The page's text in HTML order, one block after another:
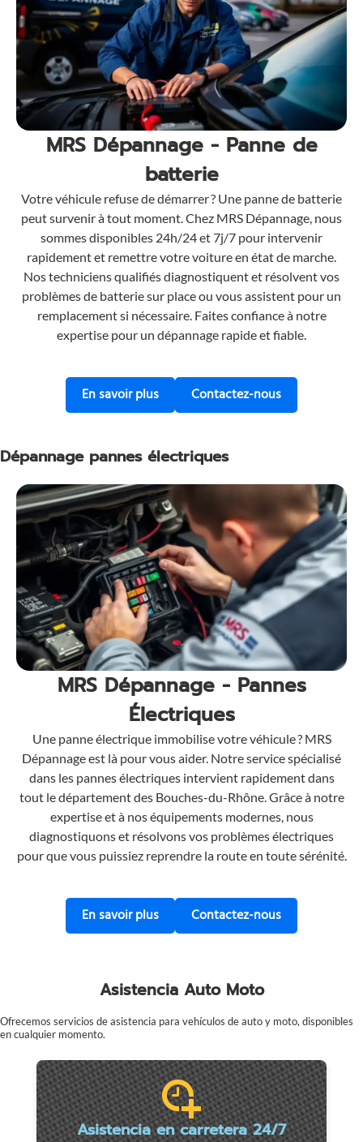
MRS Dépannage - Panne de
batterie
Votre véhicule refuse de démarrer ? Une panne de batterie
peut survenir à tout moment. Chez MRS Dépannage, nous
sommes disponibles 24h/24 et 7j/7 pour intervenir
rapidement et remettre votre voiture en état de marche.
Nos techniciens qualifiés diagnostiquent et résolvent vos
problèmes de batterie sur place ou vous assistent pour un
remplacement si nécessaire. Faites confiance à notre
expertise pour un dépannage rapide et fiable.
En savoir plussur nos services de dépannage de
Contactez-nouspour une
Dépannage pannes électriques
MRS Dépannage - Pannes
Électriques
Une panne électrique immobilise votre véhicule ? MRS
Dépannage est là pour vous aider. Notre service spécialisé
dans les pannes électriques intervient rapidement dans
tout le département des Bouches-du-Rhône. Grâce à notre
expertise et à nos équipements modernes, nous
diagnostiquons et résolvons vos problèmes électriques
pour que vous puissiez reprendre la route en toute sérénité.
En savoir plussur le dépannage des pannes
Contactez-nousContactez
Asistencia Auto Moto
Ofrecemos servicios de asistencia para vehículos de auto y moto, disponibles
en cualquier momento.
Asistencia en carretera 24/7